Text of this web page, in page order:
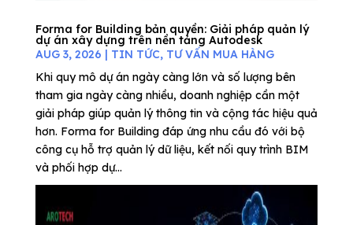
Forma for Building bản quyền: Giải pháp quản lý
dự án xây dựng trên nền tảng Autodesk
AUG 3, 2026 | TIN TỨC, TƯ VẤN MUA HÀNG
Khi quy mô dự án ngày càng lớn và số lượng bên
tham gia ngày càng nhiều, doanh nghiệp cần một
giải pháp giúp quản lý thông tin và cộng tác hiệu quả
hơn. Forma for Building đáp ứng nhu cầu đó với bộ
công cụ hỗ trợ quản lý dữ liệu, kết nối quy trình BIM
và phối hợp dự...